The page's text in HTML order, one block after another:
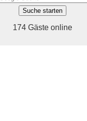
174 Gäste online